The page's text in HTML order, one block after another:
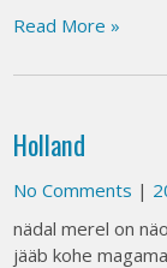
Read More »
Holland
No Comments |
nädal merel on
jääb kohe